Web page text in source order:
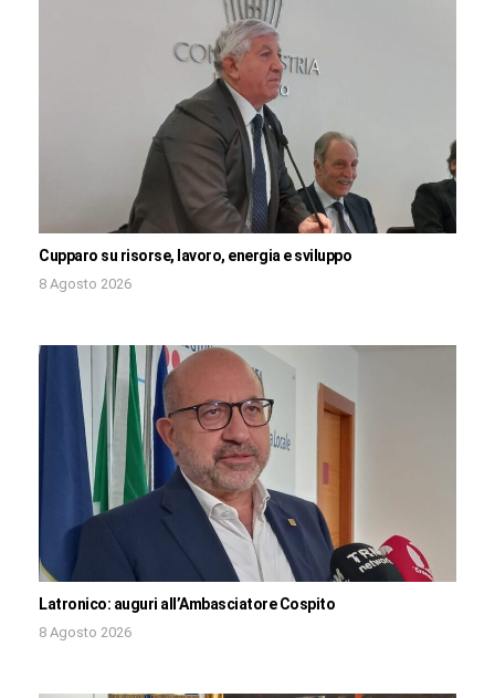
Cupparo su risorse, lavoro, energia e sviluppo
8 Agosto 2026
Latronico: auguri all’Ambasciatore Cospito
8 Agosto 2026